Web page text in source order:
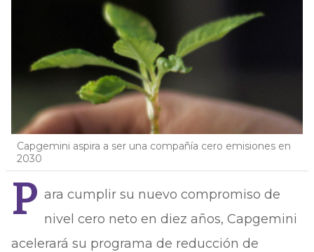
Capgemini aspira a ser una compañía cero emisiones en
2030
P ara cumplir su nuevo compromiso de
nivel cero neto en diez años, Capgemini
acelerará su programa de reducción de